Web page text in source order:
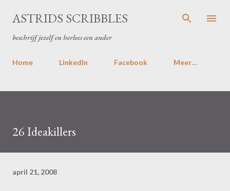
Doorgaan naar hoofdcontent
ASTRIDS SCRIBBLES
beschrijf jezelf en herlees een ander
Home LinkedIn Facebook Meer…
26 Ideakillers
april 21, 2008